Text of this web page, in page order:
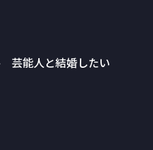
芸能人と結婚したい